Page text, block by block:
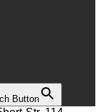
Button